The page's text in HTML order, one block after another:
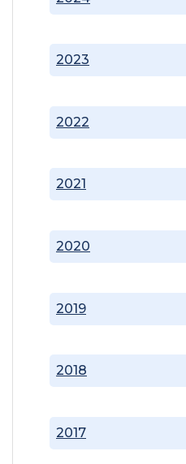
2017
2018
2019
2020
2021
2022
2023